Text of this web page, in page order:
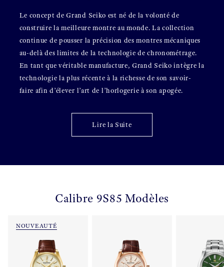
Le concept de Grand Seiko est né de la volonté de
construire la meilleure montre au monde. La collection
continue de pousser la précision des montres mécaniques
au-delà des limites de la technologie de chronométrage.
En tant que véritable manufacture, Grand Seiko intègre la
technologie la plus récente à la richesse de son savoir-
faire afin d’élever l’art de l’horlogerie à son apogée.
Lire la Suite
Calibre 9S85 Modèles
NOUVEAUTÉ